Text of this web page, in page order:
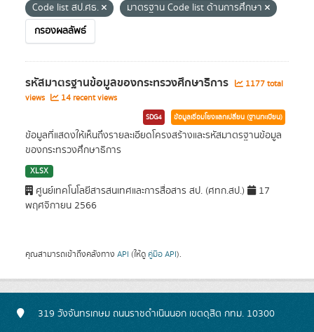
Code list สป.ศธ.
มาตรฐาน Code list ด้านการศึกษา
กรองผลลัพธ์
รหัสมาตรฐานข้อมูลของกระทรวงศึกษาธิการ
1177 total
views
14 recent views
SDG4 ข้อมูลเชื่อมโยงแลกเปลี่ยน (ฐานทะเบียน)
ข้อมูลที่แสดงให้เห็นถึงรายละเอียดโครงสร้างและรหัสมาตรฐานข้อมูล
ของกระทรวงศึกษาธิการ
XLSX
ศูนย์เทคโนโลยีสารสนเทศและการสื่อสาร สป. (ศทก.สป.)
17
พฤศจิกายน 2566
คุณสามารถเข้าถึงคลังทาง API (ให้ดู คู่มือ API).
319 วังจันทรเกษม ถนนราชดำเนินนอก เขตดุสิต กทม. 10300